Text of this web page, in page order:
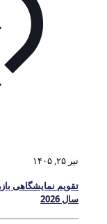
تیر ۲۵, ۱۴۰۵
تقویم نمایشگاهی
سال 2026